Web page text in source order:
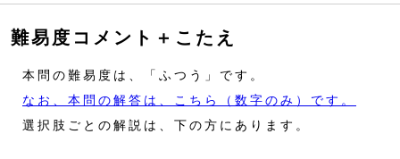
難易度コメント＋こたえ
本問の難易度は、「ふつう」です。
なお、本問の解答は、こちら（数字のみ）です。
選択肢ごとの解説は、下の方にあります。